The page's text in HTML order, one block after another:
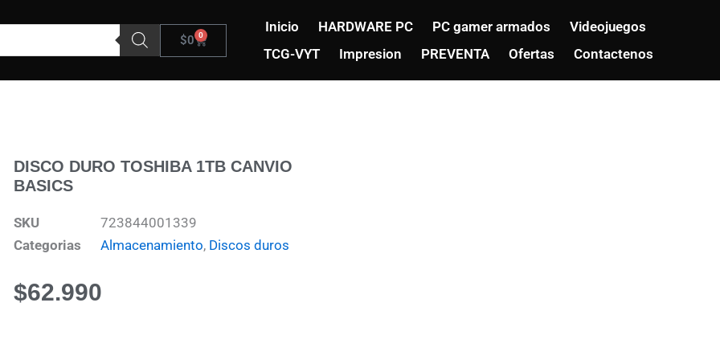
$0 0
Carrito
Inicio HARDWARE PC PC gamer armados
Videojuegos
TCG-VYT
Impresion PREVENTA Ofertas Contactenos
DISCO DURO TOSHIBA 1TB CANVIO
BASICS
SKU
723844001339
Categorias
Almacenamiento, Discos duros
$62.990